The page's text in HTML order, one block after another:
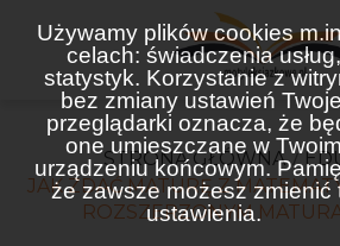
Używamy plików cookies
celach: świadczenia usług,
statystyk. Korzystanie z
bez zmiany ustawień
przeglądarki oznacza, że
one umieszczane w Twoim
urządzeniu końcowym.
że zawsze możesz zmienić
ustawienia.
STRONA GŁÓWNA
JAK ZDAĆ MATURĘ Z
ROZSZERZONYM